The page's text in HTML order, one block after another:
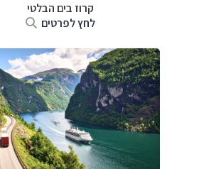
קרוז בים הבלטי
לחץ לפרטים